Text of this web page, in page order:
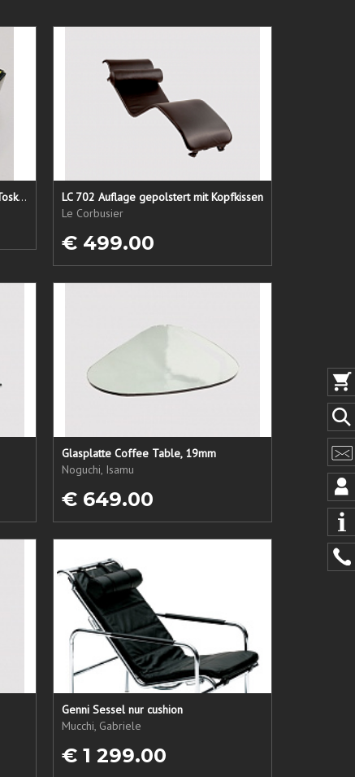
Lederpflege-Set ein Gruß aus der Toskana...
LC 702 Auflage gepolstert mit Kopfkissen
Le Corbusier
€ 499.00
Glasplatte Coffee Table, 19mm
Noguchi, Isamu
€ 649.00
Genni Sessel nur cushion
Mucchi, Gabriele
€ 1 299.00